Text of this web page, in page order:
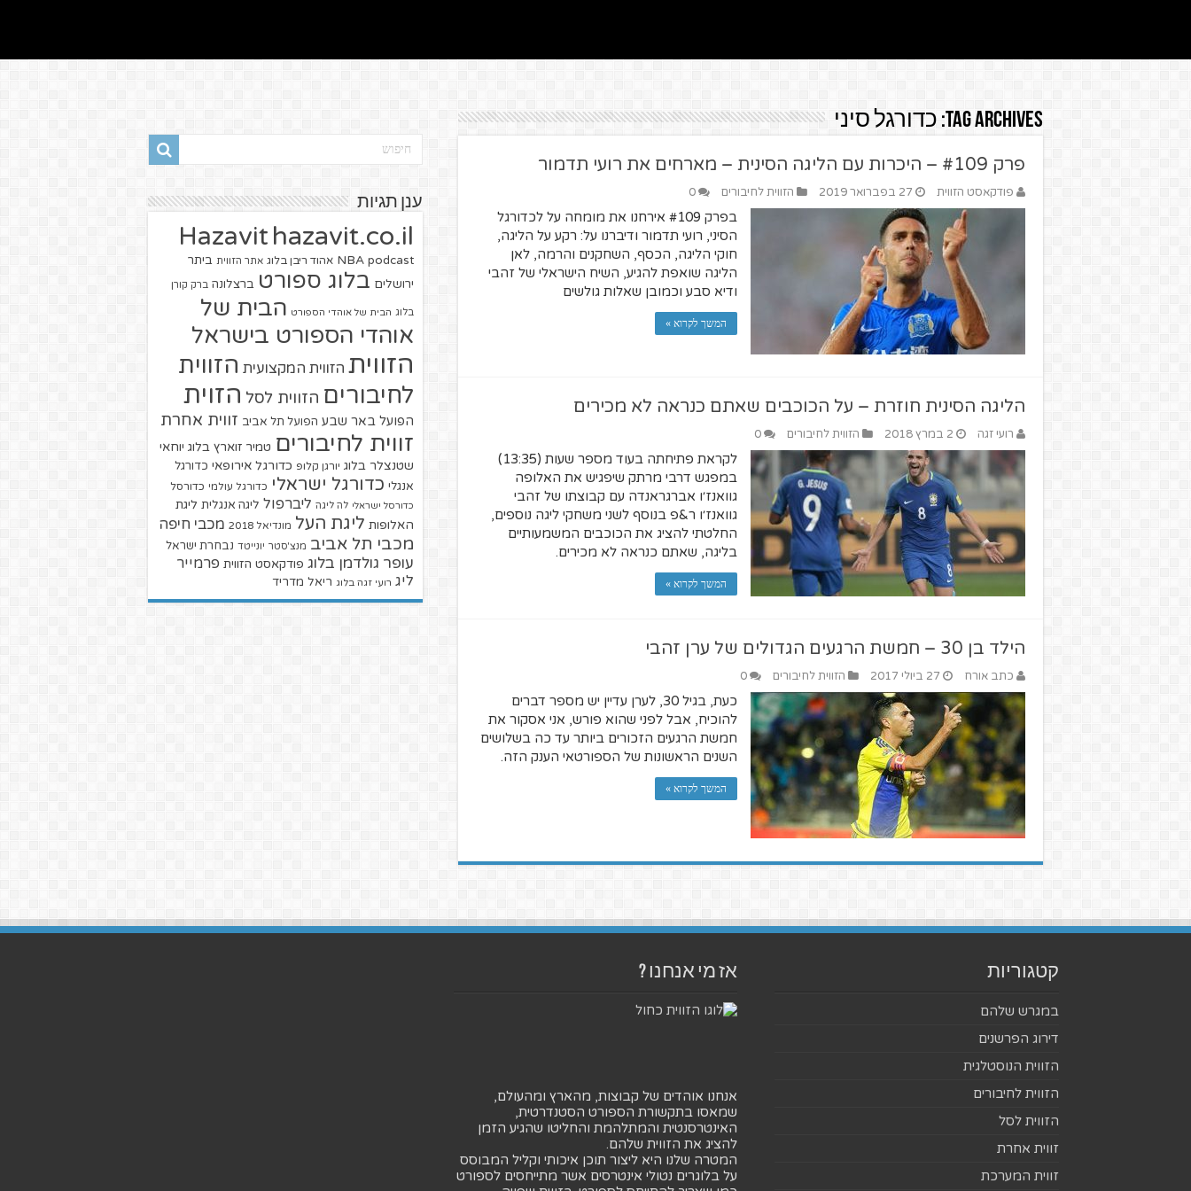
Tag Archives: כדורגל סיני
פרק #109 – היכרות עם הליגה הסינית – מארחים את רועי תדמור
פודקאסט הזווית 27 בפברואר 2019 הזווית לחיבורים 0
בפרק #109 אירחנו את מומחה על לכדורגל
הסיני, רועי תדמור ודיברנו על: רקע על הליגה,
חוקי הליגה, הכסף, השחקנים והרמה, לאן
הליגה שואפת להגיע, השיח הישראלי של זהבי
ודיא סבע וכמובן שאלות גולשים
המשך לקרוא »
הליגה הסינית חוזרת – על הכוכבים שאתם כנראה לא מכירים
רועי זגה 2 במרץ 2018 הזווית לחיבורים 0
לקראת פתיחתה בעוד מספר שעות (13:35)
במפגש דרבי מרתק שיפגיש את האלופה
גוואנז׳ו אברגראנדה עם קבוצתו של זהבי
גוואנז׳ו ר&פ בנוסף לשני משחקי ליגה נוספים,
החלטתי להציג את הכוכבים המשמעותיים
בליגה, שאתם כנראה לא מכירים.
המשך לקרוא »
הילד בן 30 – חמשת הרגעים הגדולים של ערן זהבי
כתב אורח 27 ביולי 2017 הזווית לחיבורים 0
כעת, בגיל 30, לערן עדיין יש מספר דברים
להוכיח, אבל לפני שהוא פורש, אני אסקור את
חמשת הרגעים הזכורים ביותר עד כה בשלושים
השנים הראשונות של הספורטאי הענק הזה.
המשך לקרוא »
ענן תגיות
Hazavit hazavit.co.il
NBA podcast אהוד ריבן בלוג אתר הזווית ביתר
ירושלים בלוג ספורט ברצלונה ברק קורן
בלוג הבית של אוהדי הספורט הבית של
אוהדי הספורט בישראל
הזווית הזווית המקצועית הזווית
לחיבורים הזווית לסל הזוית
הפועל באר שבע הפועל תל אביב זווית אחרת
זווית לחיבורים טמיר זוארץ בלוג יוחאי
שטנצלר בלוג יורגן קלופ כדורגל אירופאי כדורגל
אנגלי כדורגל ישראלי כדורגל עולמי כדורסל
כדורסל ישראלי לה ליגה ליברפול ליגה אנגלית ליגת
האלופות ליגת העל מונדיאל 2018 מכבי חיפה
מכבי תל אביב מנצ'סטר יונייטד נבחרת ישראל
עופר גולדמן בלוג פודקאסט הזווית פרמייר
ליג רועי זגה בלוג ריאל מדריד
קטגוריות
במגרש שלהם
דירוג הפרשנים
הזווית הנוסטלגית
הזווית לחיבורים
הזווית לסל
זווית אחרת
זווית המערכת
אז מי אנחנו ?
אנחנו אוהדים של קבוצות, מהארץ ומהעולם,
שמאסו בתקשורת הספורט הסטנדרטית,
האינטרסנטית והמתלהמת והחליטו שהגיע הזמן
להציג את הזווית שלהם.
המטרה שלנו היא ליצור תוכן איכותי וקליל המבוסס
על בלוגרים נטולי אינטרסים אשר מתייחסים לספורט